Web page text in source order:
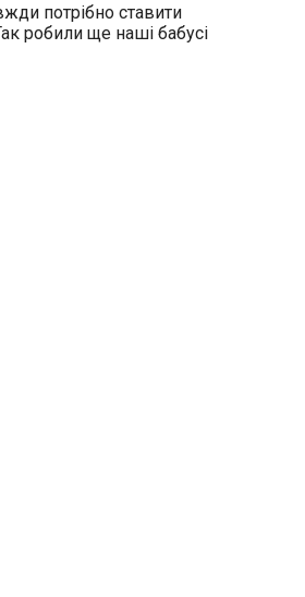
потрібно ставити
робили ще наші бабусі